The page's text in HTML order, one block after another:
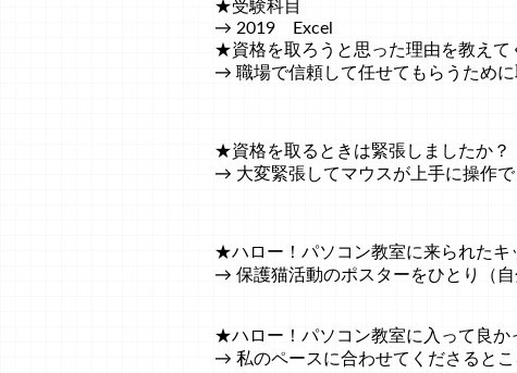
★受験科目
→ 2019 Excel
★資格を取ろうと思った理由を教えて
→ 職場で信頼して任せてもらうため
★資格を取るときは緊張しましたか？
→ 大変緊張してマウスが上手に操作
★ハロー！パソコン教室に来られたキ
→ 保護猫活動のポスターをひとり（
★ハロー！パソコン教室に入って良か
→ 私のペースに合わせてくださると